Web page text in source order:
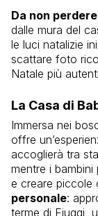
Da non perdere
dalle mura del
le luci natalizie
scattare foto
Natale più
La Casa di
Immersa nei
offre
accoglierà tra
mentre i
e creare piccole
personale:
terme di Fiuggi,